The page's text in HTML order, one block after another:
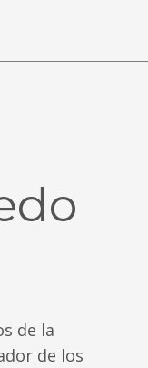
de la
de los